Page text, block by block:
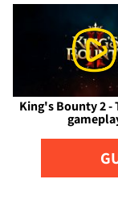
King's Bounty 2 -